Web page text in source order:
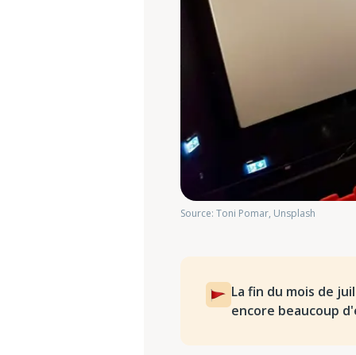
Source: Toni Pomar, Unsplash
La fin du mois de
encore beaucoup